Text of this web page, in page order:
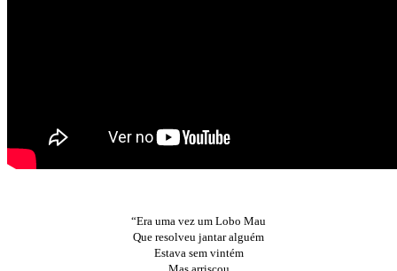
“Era uma vez um Lobo Mau
Que resolveu jantar alguém
Estava sem vintém